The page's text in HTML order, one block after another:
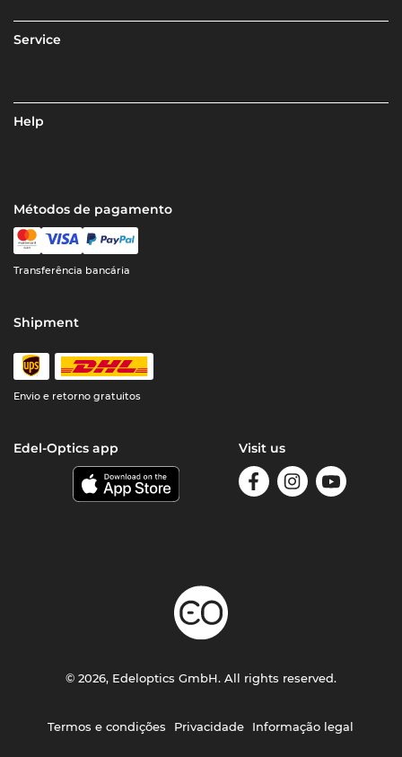
Service
Help
Métodos de pagamento
Transferência bancária
Shipment
Envio e retorno gratuitos
Edel-Optics app Visit us
Termos e condições Privacidade Informação legal
© 2026, Edeloptics GmbH. All rights reserved.